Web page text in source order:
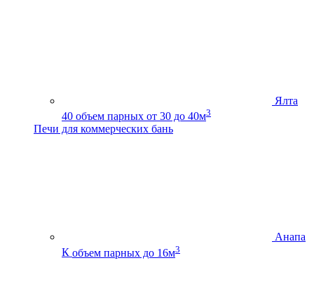
Ялта
40 объем парных от 30 до 40м3
Печи для коммерческих бань
Анапа
К объем парных до 16м3